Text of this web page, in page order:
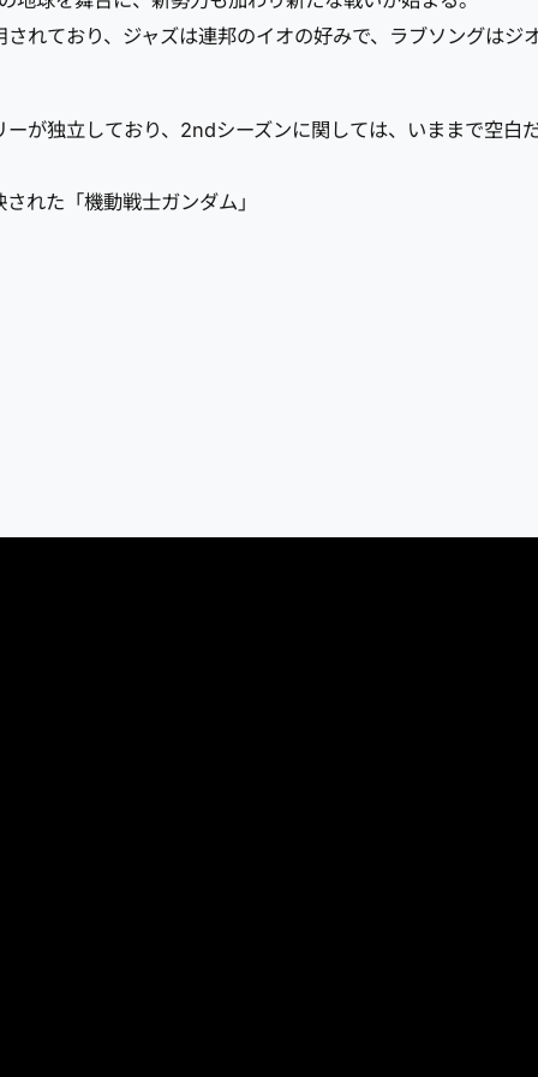
れており、ジャズは連邦のイオの好みで、ラブソングはジ
が独立しており、2ndシーズンに関しては、いままで空白
れた「機動戦士ガンダム」